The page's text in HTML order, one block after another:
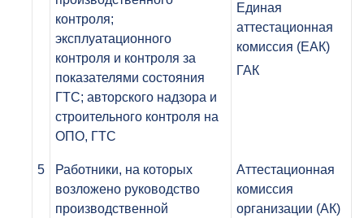
контроля;
эксплуатационного
контроля и контроля за
показателями состояния
ГТС; авторского надзора и
строительного контроля на
ОПО, ГТС
Единая
аттестационная
комиссия (ЕАК)
ГАК
5
Работники, на которых
возложено руководство
производственной
Аттестационная
комиссия
организации (АК)